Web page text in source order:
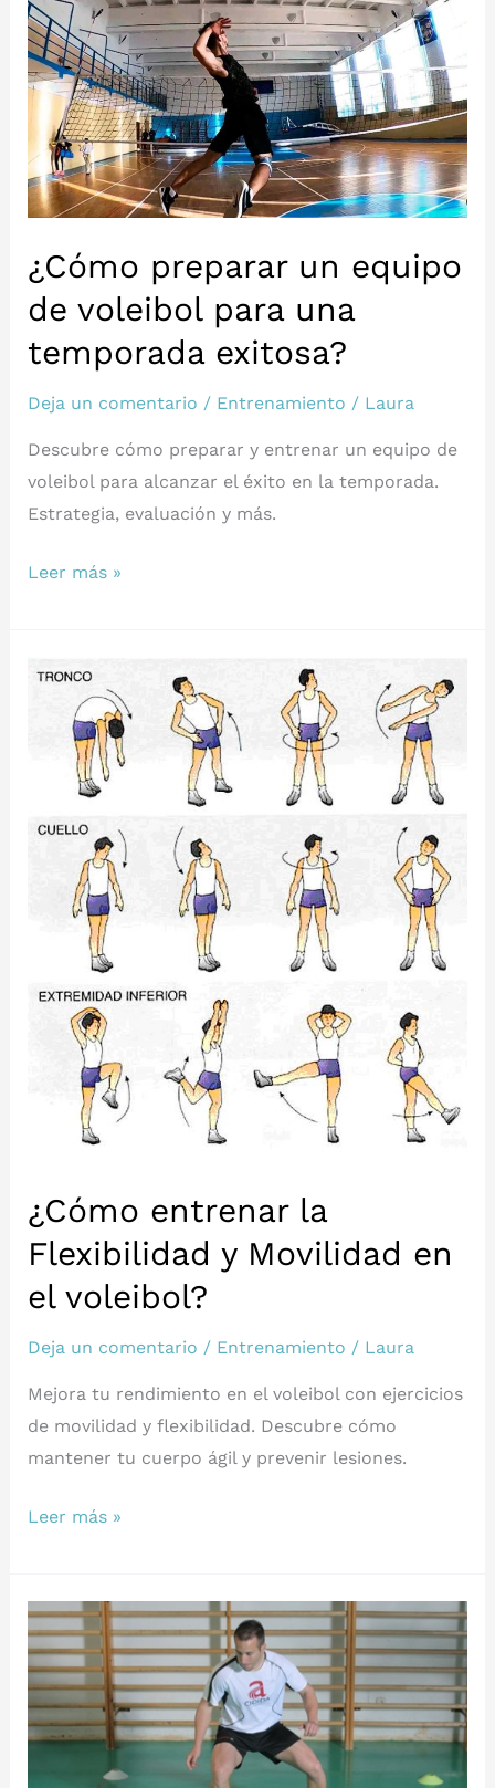
para
tus
entrenamientos
voleibol
¿Cómo preparar un equipo
de voleibol para una
temporada exitosa?
Deja un comentario / Entrenamiento / Laura
Descubre cómo preparar y entrenar un equipo de
voleibol para alcanzar el éxito en la temporada.
Estrategia, evaluación y más.
¿Cómo
equipo
voleibol
temporada
exitosa?
Leer más »
¿Cómo entrenar la
Flexibilidad y Movilidad en
el voleibol?
Deja un comentario / Entrenamiento / Laura
Mejora tu rendimiento en el voleibol con ejercicios
de movilidad y flexibilidad. Descubre cómo
mantener tu cuerpo ágil y prevenir lesiones.
¿Cómo
Flexibilidad
y
Movilidad
en
el
voleibol?
Leer más »